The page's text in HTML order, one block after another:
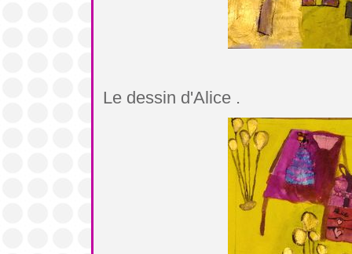
Le dessin d'Alice .